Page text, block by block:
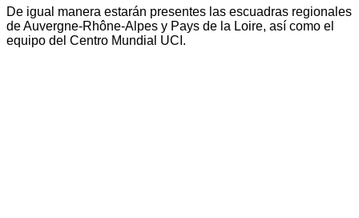
De igual manera estarán presentes las escuadras regionales
de Auvergne-Rhône-Alpes y Pays de la Loire, así como el
equipo del Centro Mundial UCI.